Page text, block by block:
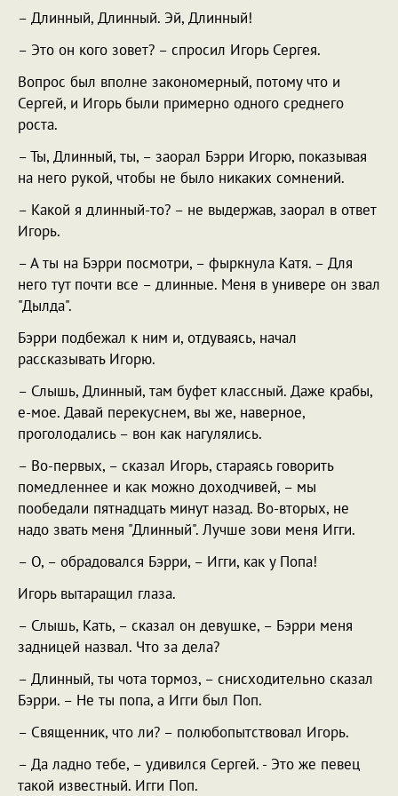
– Длинный, Длинный. Эй, Длинный!
– Это он кого зовет? – спросил Игорь Сергея.
Вопрос был вполне закономерный, потому что и
Сергей, и Игорь были примерно одного среднего
роста.
– Ты, Длинный, ты, – заорал Бэрри Игорю, показывая
на него рукой, чтобы не было никаких сомнений.
– Какой я длинный-то? – не выдержав, заорал в ответ
Игорь.
– А ты на Бэрри посмотри, – фыркнула Катя. – Для
него тут почти все – длинные. Меня в универе он звал
"Дылда".
Бэрри подбежал к ним и, отдуваясь, начал
рассказывать Игорю.
– Слышь, Длинный, там буфет классный. Даже крабы,
е-мое. Давай перекуснем, вы же, наверное,
проголодались – вон как нагулялись.
– Во-первых, – сказал Игорь, стараясь говорить
помедленнее и как можно доходчивей, – мы
пообедали пятнадцать минут назад. Во-вторых, не
надо звать меня "Длинный". Лучше зови меня Игги.
– О, – обрадовался Бэрри, – Игги, как у Попа!
Игорь вытаращил глаза.
– Слышь, Кать, – сказал он девушке, – Бэрри меня
задницей назвал. Что за дела?
– Длинный, ты чота тормоз, – снисходительно сказал
Бэрри. – Не ты попа, а Игги был Поп.
– Священник, что ли? – полюбопытствовал Игорь.
– Да ладно тебе, – удивился Сергей. - Это же певец
такой известный. Игги Поп.